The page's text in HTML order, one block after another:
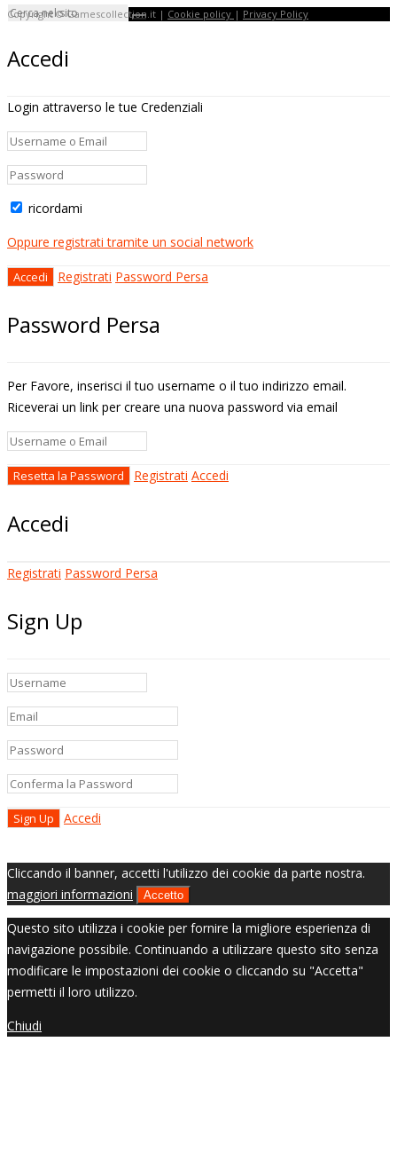
Copyright © Gamescollection.it | Cookie policy | Privacy Policy
Accedi
Login attraverso le tue Credenziali
ricordami
Oppure registrati tramite un social network
Registrati Password Persa
Password Persa
Per Favore, inserisci il tuo username o il tuo indirizzo email.
Riceverai un link per creare una nuova password via email
Registrati Accedi
Accedi
Registrati Password Persa
Sign Up
Accedi
Cliccando il banner, accetti l'utilizzo dei cookie da parte nostra.
maggiori informazioni
Accetto
Questo sito utilizza i cookie per fornire la migliore esperienza di
navigazione possibile. Continuando a utilizzare questo sito senza
modificare le impostazioni dei cookie o cliccando su "Accetta"
permetti il loro utilizzo.
Chiudi